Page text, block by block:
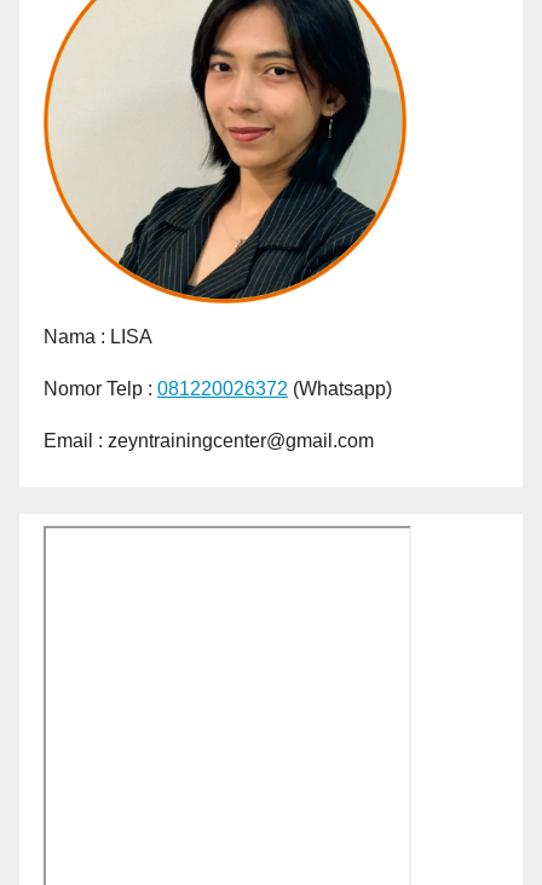
Nama : LISA
Nomor Telp : 081220026372 (Whatsapp)
Email : zeyntrainingcenter@gmail.com